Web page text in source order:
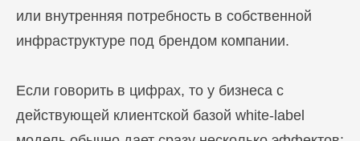
или внутренняя потребность в собственной
инфраструктуре под брендом компании.
Если говорить в цифрах, то у бизнеса с
действующей клиентской базой white-label